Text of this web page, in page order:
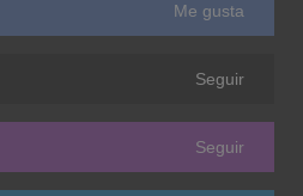
Me gusta
Seguir
Seguir